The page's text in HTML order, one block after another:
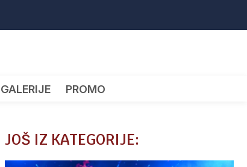
GALERIJE PROMO
JOŠ IZ KATEGORIJE: